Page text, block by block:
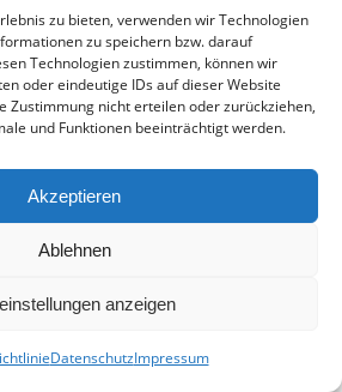
zu bieten, verwenden wir Technologien
zu speichern bzw. darauf
Technologien zustimmen, können wir
oder eindeutige IDs auf dieser Website
Zustimmung nicht erteilen oder zurückziehen,
und Funktionen beeinträchtigt werden.
Akzeptieren
Ablehnen
anzeigen
DatenschutzImpressum
Spülmittel am besten auf
Krankheiten keine Chance!
den Pausenraum
ein Anrecht auf eine 30-
ist, wie Sie sicher wissen, im
festgelegt. Falls mehr als
einen Pausenraum. Das
Räumlichkeiten, die eine